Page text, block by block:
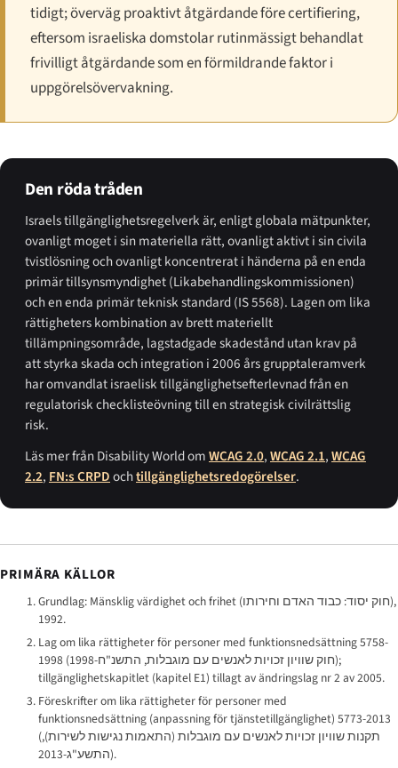
tidigt; överväg proaktivt åtgärdande före certifiering,
eftersom israeliska domstolar rutinmässigt behandlat
frivilligt åtgärdande som en förmildrande faktor i
uppgörelsövervakning.
Den röda tråden
Israels tillgänglighetsregelverk är, enligt globala mätpunkter,
ovanligt moget i sin materiella rätt, ovanligt aktivt i sin civila
tvistlösning och ovanligt koncentrerat i händerna på en enda
primär tillsynsmyndighet (Likabehandlingskommissionen)
och en enda primär teknisk standard (IS 5568). Lagen om lika
rättigheters kombination av brett materiellt
tillämpningsområde, lagstadgade skadestånd utan krav på
att styrka skada och integration i 2006 års grupptaleramverk
har omvandlat israelisk tillgänglighetsefterlev­nad från en
regulatorisk checklisteövning till en strategisk civilrättslig
risk.
Läs mer från Disability World omWCAG 2.0,WCAG 2.1,WCAG
2.2, FN:s CRPDochtillgänglighetsredogörelser.
PRIMÄRA KÄLLOR
Grundlag: Mänsklig värdighet och frihet (חוק יסוד: כבוד האדם וחירותו),
1992.
Lag om lika rättigheter för personer med funktionsnedsättning 5758-
1998 (
חוק שוויון זכויות לאנשים עם מוגבלות, התשנ"ח-1998);
tillgänglighetskapitlet (kapitel E1) tillagt av ändrings­lag nr 2 av 2005.
Föreskrifter om lika rättigheter för personer med
funktionsnedsättning (anpassning för tjänstetillgänglighet) 5773-2013
(תקנות שוויון זכויות לאנשים עם מוגבלות (התאמות נגישות לשירות),
התשע"ג-2013).